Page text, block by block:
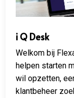
i Q Desk
Welkom bij
helpen starten
wil opzetten,
klantbeheer